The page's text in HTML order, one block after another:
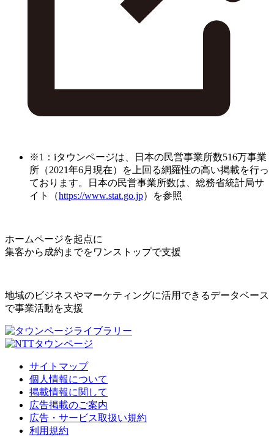
※1：iタウンページは、日本の民営事業所数516万事業
所（2021年6月現在）を上回る網羅性の高い掲載を行っ
ております。日本の民営事業所数は、総務省統計局サ
イト（https://www.stat.go.jp）を参照
ホームページを起点に
集客から成約までをワンストップで支援
地域のビジネスやマーケティングに活用できるデータベース
で事業活動を支援
サイトマップ
個人情報について
掲載情報に関して
広告掲載のご案内
広告・サービス取扱い規約
利用規約